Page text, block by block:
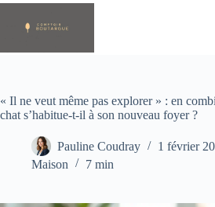
Passer
contenu
« Il ne veut même pas explorer » : en
chat s’habitue-t-il à son nouveau foyer ?
Pauline Coudray
1 février
Maison
7 min